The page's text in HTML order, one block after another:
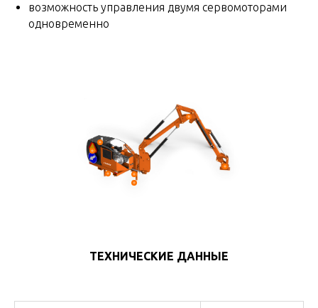
возможность управления двумя сервомоторами
одновременно
ТЕХНИЧЕСКИЕ ДАННЫЕ